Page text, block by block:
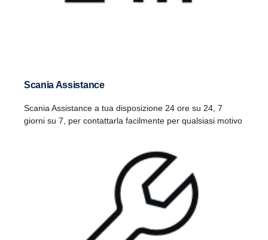
Scania Assistance
Scania Assistance a tua disposizione 24 ore su 24, 7
giorni su 7, per contattarla facilmente per qualsiasi motivo